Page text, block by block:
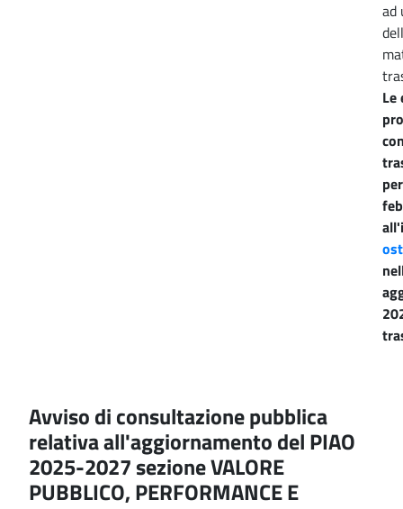
ad
Le
Avviso di consultazione pubblica
relativa all'aggiornamento del PIAO
2025-2027 sezione VALORE
PUBBLICO, PERFORMANCE E